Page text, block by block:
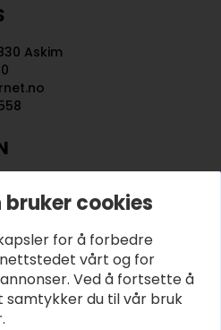
Askim
cookies
for å forbedre
vårt og for
Ved å fortsette å
du til vår bruk